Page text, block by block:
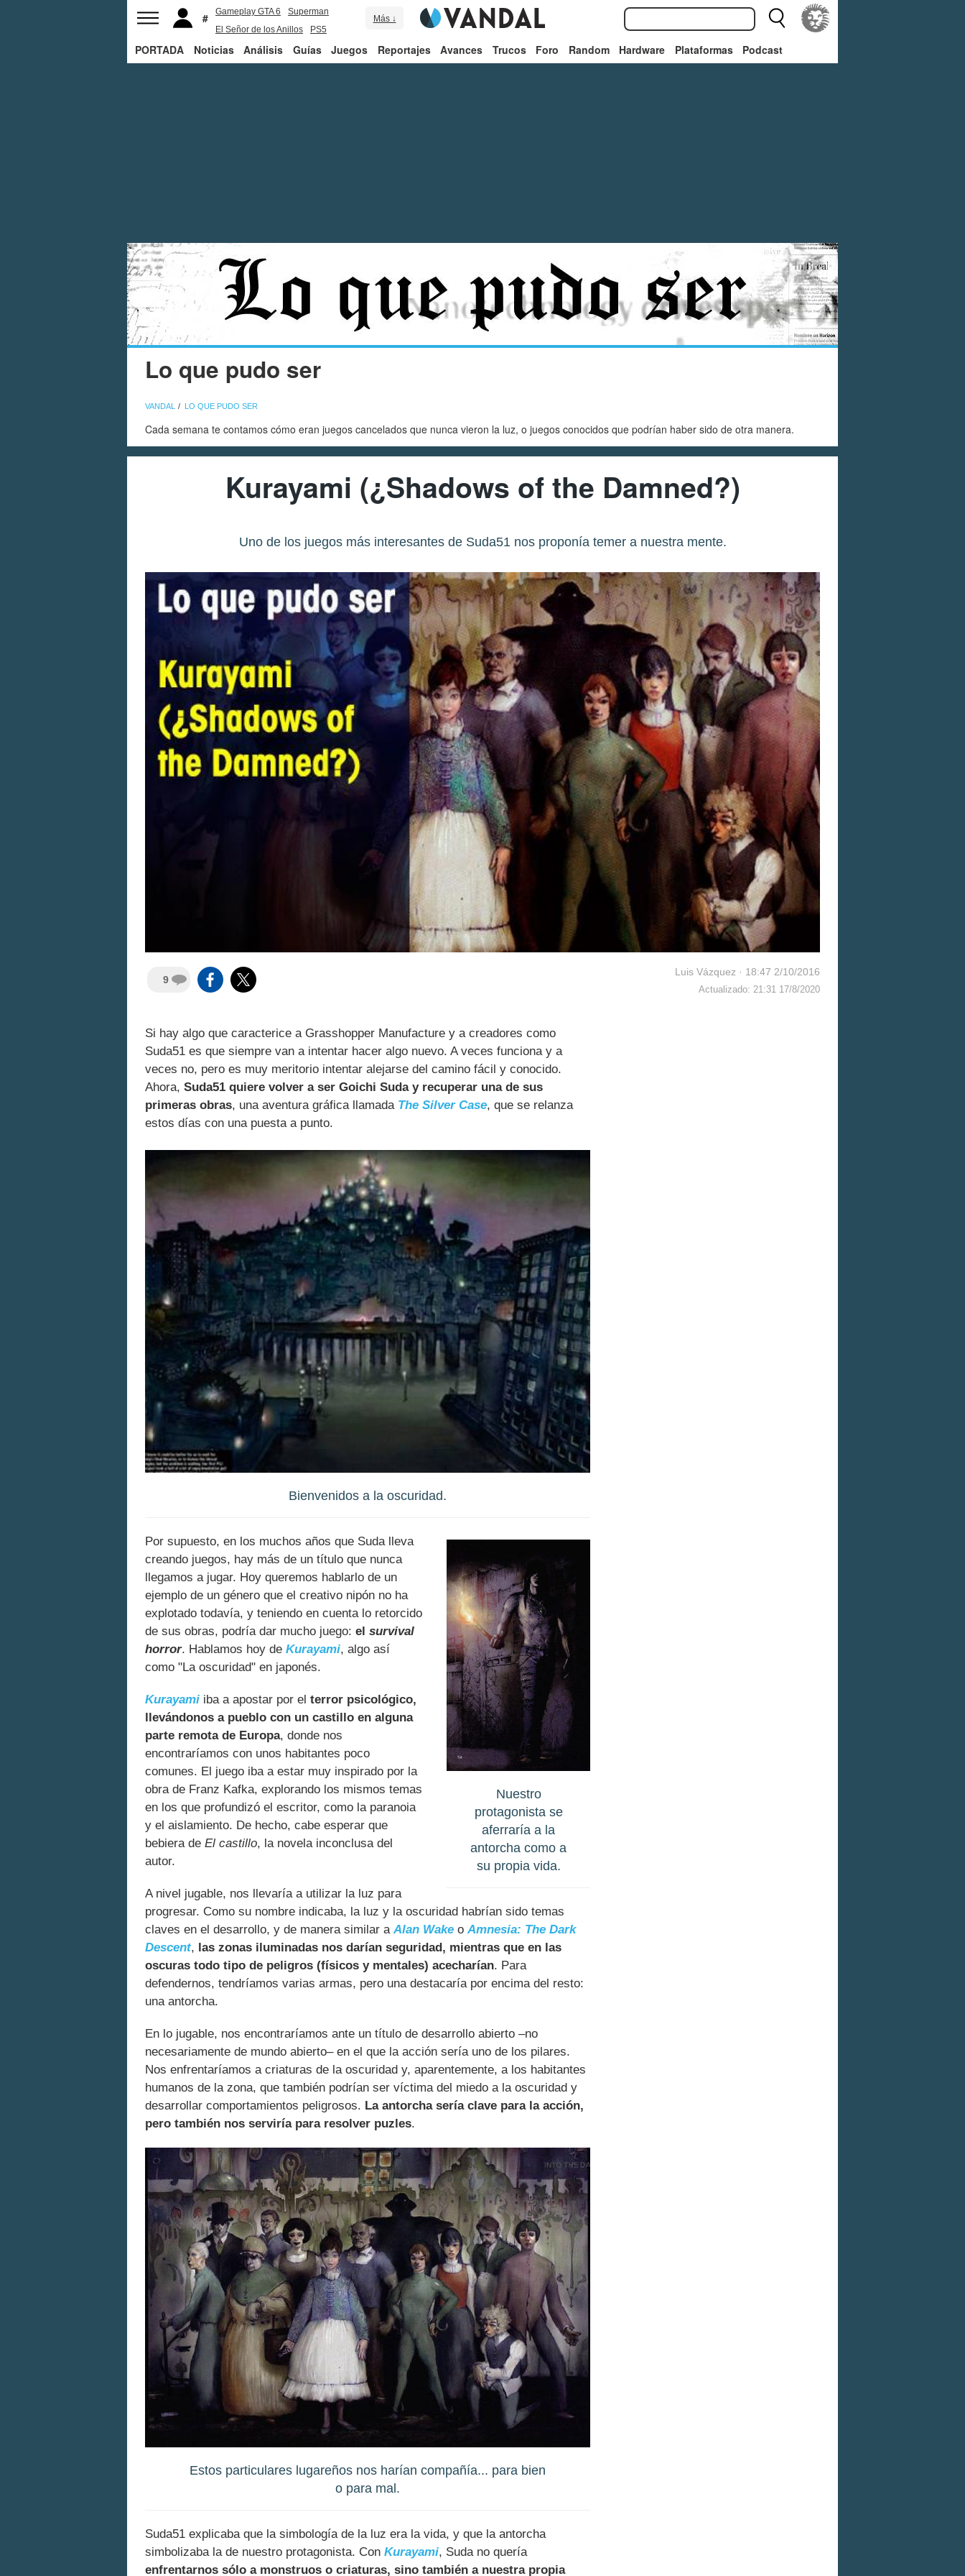
Gameplay GTA 6
Superman
El Señor de los Anillos
PS5
Más ↓
PORTADA Noticias Análisis Guías Juegos Reportajes Avances Trucos Foro Random Hardware Plataformas Podcast
Lo que pudo ser
VANDAL LO QUE PUDO SER
Cada semana te contamos cómo eran juegos cancelados que nunca vieron la luz, o juegos conocidos que podrían haber sido de otra manera.
Kurayami (¿Shadows of the Damned?)
Uno de los juegos más interesantes de Suda51 nos proponía temer a nuestra mente.
9
Luis Vázquez · 18:47 2/10/2016
Actualizado: 21:31 17/8/2020
Si hay algo que caracterice a Grasshopper Manufacture y a creadores como
Suda51 es que siempre van a intentar hacer algo nuevo. A veces funciona y a
veces no, pero es muy meritorio intentar alejarse del camino fácil y conocido.
Ahora, Suda51 quiere volver a ser Goichi Suda y recuperar una de sus
primeras obras, una aventura gráfica llamada The Silver Case, que se relanza
estos días con una puesta a punto.
Bienvenidos a la oscuridad.
Nuestro
protagonista se
aferraría a la
antorcha como a
su propia vida.
Por supuesto, en los muchos años que Suda lleva
creando juegos, hay más de un título que nunca
llegamos a jugar. Hoy queremos hablarlo de un
ejemplo de un género que el creativo nipón no ha
explotado todavía, y teniendo en cuenta lo retorcido
de sus obras, podría dar mucho juego: el survival
horror. Hablamos hoy de Kurayami, algo así
como "La oscuridad" en japonés.
Kurayami iba a apostar por el terror psicológico,
llevándonos a pueblo con un castillo en alguna
parte remota de Europa, donde nos
encontraríamos con unos habitantes poco
comunes. El juego iba a estar muy inspirado por la
obra de Franz Kafka, explorando los mismos temas
en los que profundizó el escritor, como la paranoia
y el aislamiento. De hecho, cabe esperar que
bebiera de El castillo, la novela inconclusa del
autor.
A nivel jugable, nos llevaría a utilizar la luz para
progresar. Como su nombre indicaba, la luz y la oscuridad habrían sido temas
claves en el desarrollo, y de manera similar a Alan Wake o Amnesia: The Dark
Descent, las zonas iluminadas nos darían seguridad, mientras que en las
oscuras todo tipo de peligros (físicos y mentales) acecharían. Para
defendernos, tendríamos varias armas, pero una destacaría por encima del resto:
una antorcha.
En lo jugable, nos encontraríamos ante un título de desarrollo abierto –no
necesariamente de mundo abierto– en el que la acción sería uno de los pilares.
Nos enfrentaríamos a criaturas de la oscuridad y, aparentemente, a los habitantes
humanos de la zona, que también podrían ser víctima del miedo a la oscuridad y
desarrollar comportamientos peligrosos. La antorcha sería clave para la acción,
pero también nos serviría para resolver puzles.
Estos particulares lugareños nos harían compañía... para bien
o para mal.
Suda51 explicaba que la simbología de la luz era la vida, y que la antorcha
simbolizaba la de nuestro protagonista. Con Kurayami, Suda no quería
enfrentarnos sólo a monstruos o criaturas, sino también a nuestra propia